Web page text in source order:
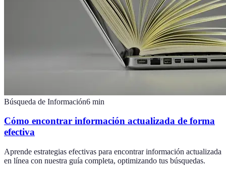
Búsqueda de Información6 min
Cómo encontrar información actualizada de forma
efectiva
Aprende estrategias efectivas para encontrar información actualizada
en línea con nuestra guía completa, optimizando tus búsquedas.